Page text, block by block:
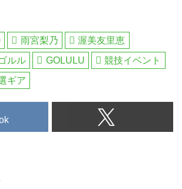
雨宮梨乃
渥美友里恵
ルル GOLULU
競技イベント
ギア